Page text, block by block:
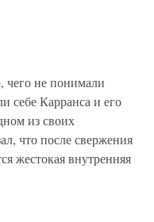
не понимали
себе Карранса и его
из своих
что после свержения
жестокая внутренняя